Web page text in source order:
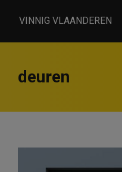
VINNIG VLAANDEREN
deuren